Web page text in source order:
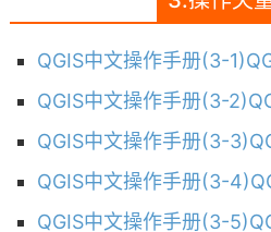
QGIS中文操作手册(3-
QGIS中文操作手册(3-
QGIS中文操作手册(3-
QGIS中文操作手册(3-
QGIS中文操作手册(3-